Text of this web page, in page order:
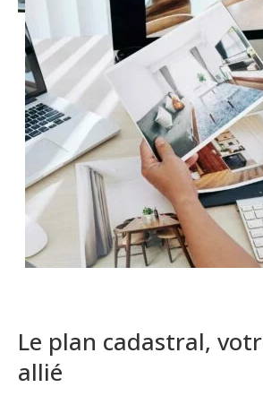
Le plan cadastral,
allié